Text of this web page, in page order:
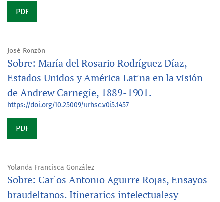
PDF
José Ronzón
Sobre: María del Rosario Rodríguez Díaz,
Estados Unidos y América Latina en la visión
de Andrew Carnegie, 1889-1901.
https://doi.org/10.25009/urhsc.v0i5.1457
PDF
Yolanda Francisca González
Sobre: Carlos Antonio Aguirre Rojas, Ensayos
braudeltanos. Itinerarios intelectualesy